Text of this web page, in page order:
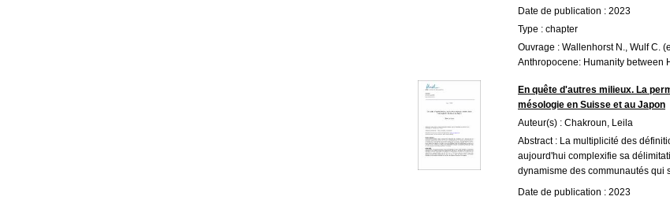
Date de publication : 2023
Type : chapter
Ouvrage : Wallenhorst N., Wulf C.
Anthropocene: Humanity between
En quête d'autres milieux. La
mésologie en Suisse et au Japon
Auteur(s) : Chakroun, Leila
Abstract : La multiplicité des
aujourd'hui complexifie sa
dynamisme des communautés qui
Date de publication : 2023